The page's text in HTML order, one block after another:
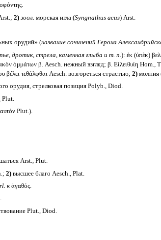
2) зоол. морская игла (Syngnathus acus) Arst.
орудий» (название сочинений Герона
дротик, стрела, каменная глыба и т. п.): ἐκ (ὑπὲκ)
ὀμμάτων β. Aesch. нежный взгляд; β. Εἰλειθυίη
βέλει τεθάλφθαι Aesch. возгореться страстью; 2)молния
орудия, стрелковая позиция Polyb., Diod.
Plut.
Plut.).
Arst., Plut.
2)высшее благо Aesch., Plat.
кἀγαθός.
Plut., Diod.